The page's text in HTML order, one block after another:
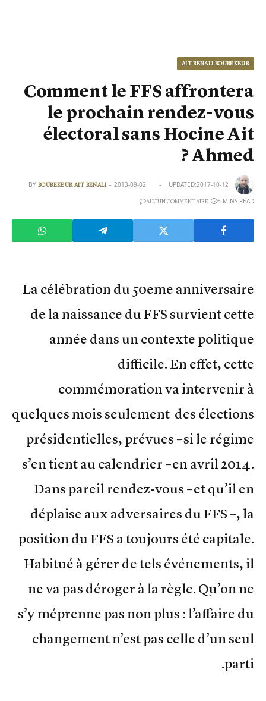
AIT BENALI BOUBEKEUR
Comment le FFS affrontera
le prochain rendez-vous
électoral sans Hocine Ait
Ahmed ?
BY BOUBEKEUR AIT BENALI 2013-09-02 UPDATED:2017-10-12
AUCUN COMMENTAIRE 6 MINS READ
La célébration du 50eme anniversaire
de la naissance du FFS survient cette
année dans un contexte politique
difficile. En effet, cette
commémoration va intervenir à
quelques mois seulement des élections
présidentielles, prévues –si le régime
s’en tient au calendrier –en avril 2014.
Dans pareil rendez-vous –et qu’il en
déplaise aux adversaires du FFS –, la
position du FFS a toujours été capitale.
Habitué à gérer de tels événements, il
ne va pas déroger à la règle. Qu’on ne
s’y méprenne pas non plus : l’affaire du
changement n’est pas celle d’un seul
parti.